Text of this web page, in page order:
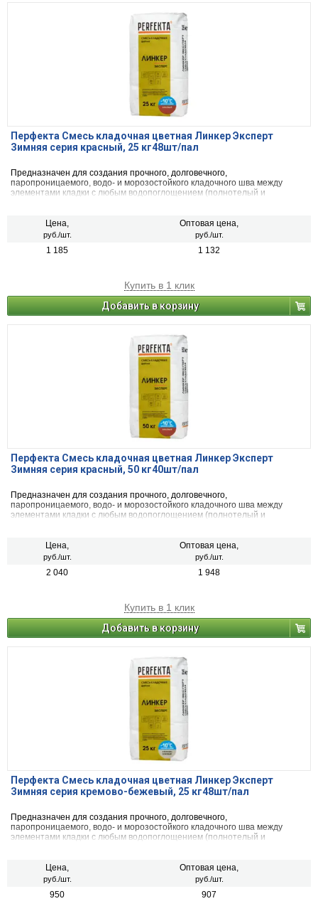
Перфекта Смесь кладочная цветная Линкер Эксперт
Зимняя серия красный, 25 кг48шт/пал
Предназначен для создания прочного, долговечного,
паропроницаемого, водо- и морозостойкого кладочного шва между
элементами кладки с любым водопоглощением (полнотелый и
натурального камня) с одновременной декоративной расшивкой швов
Цена,
руб./шт.
Оптовая цена,
руб./шт.
1 185 1 132
Купить в 1 клик
Добавить в корзину
Перфекта Смесь кладочная цветная Линкер Эксперт
Зимняя серия красный, 50 кг40шт/пал
Предназначен для создания прочного, долговечного,
паропроницаемого, водо- и морозостойкого кладочного шва между
элементами кладки с любым водопоглощением (полнотелый и
натурального камня) с одновременной декоративной расшивкой швов
Цена,
руб./шт.
Оптовая цена,
руб./шт.
2 040 1 948
Купить в 1 клик
Добавить в корзину
Перфекта Смесь кладочная цветная Линкер Эксперт
Зимняя серия кремово-бежевый, 25 кг48шт/пал
Предназначен для создания прочного, долговечного,
паропроницаемого, водо- и морозостойкого кладочного шва между
элементами кладки с любым водопоглощением (полнотелый и
натурального камня) с одновременной декоративной расшивкой швов
Цена,
руб./шт.
Оптовая цена,
руб./шт.
950 907